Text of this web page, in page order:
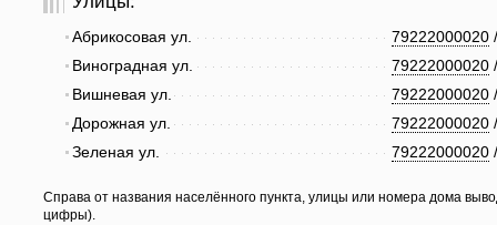
79222000020
Абрикосовая ул.
79222000020
Виноградная ул.
79222000020
Вишневая ул.
79222000020
Дорожная ул.
79222000020
Зеленая ул.
Справа от названия населённого пункта, улицы или номера дома
цифры).